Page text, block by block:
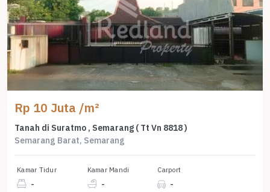
Rp 10 Juta /m²
Tanah di Suratmo , Semarang ( Tt Vn 8818 )
Semarang Barat, Semarang
Kamar Tidur
-
Kamar Mandi
-
Carport
-